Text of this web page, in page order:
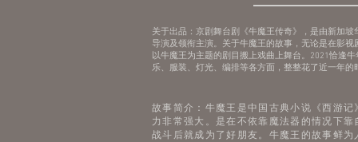
关于出品：京剧舞台剧《牛魔王传奇》，是由新加
导演及领衔主演。关于牛魔王的故事，无论是在影
以牛魔王为主题的剧目搬上戏曲上舞台。2021恰逢
乐、服装、灯光、编排等各方面，整整花了近一年
故事简介：牛魔王是中国古典小说《西游
力非常强大。是在不依靠魔法器的情况下
战斗后就成为了好朋友。牛魔王的故事鲜